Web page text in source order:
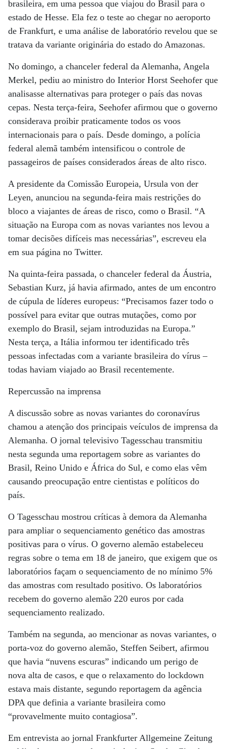
brasileira, em uma pessoa que viajou do Brasil para o
estado de Hesse. Ela fez o teste ao chegar no aeroporto
de Frankfurt, e uma análise de laboratório revelou que se
tratava da variante originária do estado do Amazonas.
No domingo, a chanceler federal da Alemanha, Angela
Merkel, pediu ao ministro do Interior Horst Seehofer que
analisasse alternativas para proteger o país das novas
cepas. Nesta terça-feira, Seehofer afirmou que o governo
considerava proibir praticamente todos os voos
internacionais para o país. Desde domingo, a polícia
federal alemã também intensificou o controle de
passageiros de países considerados áreas de alto risco.
A presidente da Comissão Europeia, Ursula von der
Leyen, anunciou na segunda-feira mais restrições do
bloco a viajantes de áreas de risco, como o Brasil. “A
situação na Europa com as novas variantes nos levou a
tomar decisões difíceis mas necessárias”, escreveu ela
em sua página no Twitter.
Na quinta-feira passada, o chanceler federal da Áustria,
Sebastian Kurz, já havia afirmado, antes de um encontro
de cúpula de líderes europeus: “Precisamos fazer todo o
possível para evitar que outras mutações, como por
exemplo do Brasil, sejam introduzidas na Europa.”
Nesta terça, a Itália informou ter identificado três
pessoas infectadas com a variante brasileira do vírus –
todas haviam viajado ao Brasil recentemente.
Repercussão na imprensa
A discussão sobre as novas variantes do coronavírus
chamou a atenção dos principais veículos de imprensa da
Alemanha. O jornal televisivo Tagesschau transmitiu
nesta segunda uma reportagem sobre as variantes do
Brasil, Reino Unido e África do Sul, e como elas vêm
causando preocupação entre cientistas e políticos do
país.
O Tagesschau mostrou críticas à demora da Alemanha
para ampliar o sequenciamento genético das amostras
positivas para o vírus. O governo alemão estabeleceu
regras sobre o tema em 18 de janeiro, que exigem que os
laboratórios façam o sequenciamento de no mínimo 5%
das amostras com resultado positivo. Os laboratórios
recebem do governo alemão 220 euros por cada
sequenciamento realizado.
Também na segunda, ao mencionar as novas variantes, o
porta-voz do governo alemão, Steffen Seibert, afirmou
que havia “nuvens escuras” indicando um perigo de
nova alta de casos, e que o relaxamento do lockdown
estava mais distante, segundo reportagem da agência
DPA que definia a variante brasileira como
“provavelmente muito contagiosa”.
Em entrevista ao jornal Frankfurter Allgemeine Zeitung